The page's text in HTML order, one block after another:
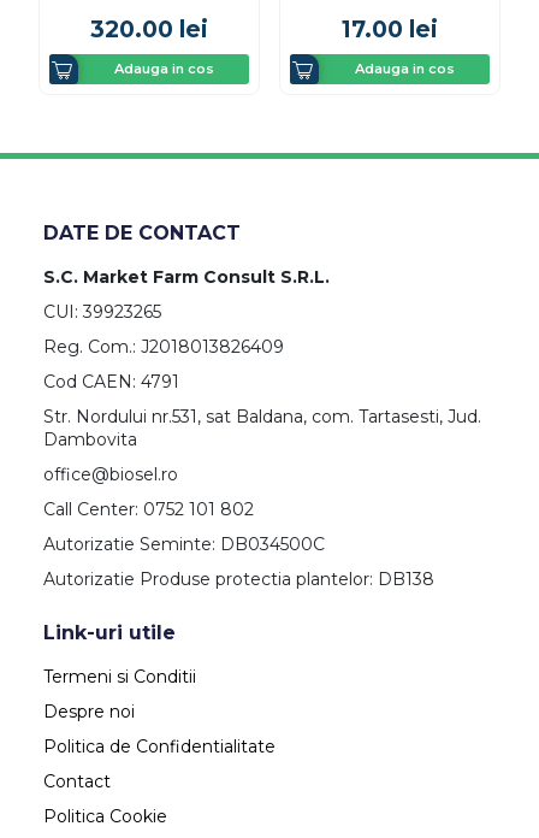
320.00 lei
Adauga in cos
17.00 lei
Adauga in cos
DATE DE CONTACT
S.C. Market Farm Consult S.R.L.
CUI: 39923265
Reg. Com.: J2018013826409
Cod CAEN: 4791
Str. Nordului nr.531, sat Baldana, com. Tartasesti, Jud.
Dambovita
office@biosel.ro
Call Center: 0752 101 802
Autorizatie Seminte: DB034500C
Autorizatie Produse protectia plantelor: DB138
Link-uri utile
Termeni si Conditii
Despre noi
Politica de Confidentialitate
Contact
Politica Cookie